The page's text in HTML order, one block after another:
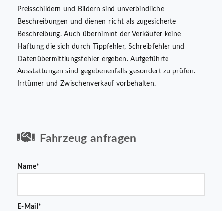
Preisschildern und Bildern sind unverbindliche
Beschreibungen und dienen nicht als zugesicherte
Beschreibung. Auch übernimmt der Verkäufer keine
Haftung die sich durch Tippfehler, Schreibfehler und
Datenübermittlungsfehler ergeben. Aufgeführte
Ausstattungen sind gegebenenfalls gesondert zu prüfen.
Irrtümer und Zwischenverkauf vorbehalten.
Fahrzeug anfragen
Name*
E-Mail*